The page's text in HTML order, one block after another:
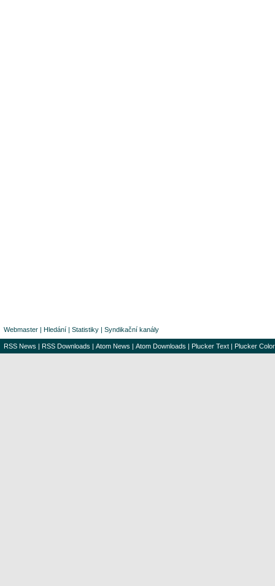
Webmaster | Hledání | Statistiky | Syndikační kanály
RSS News | RSS Downloads | Atom News | Atom Downloads | Plucker Text | Plucker Color